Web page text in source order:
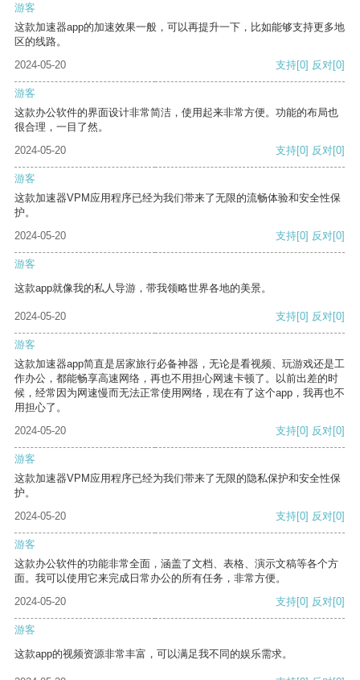
游客
这款加速器app的加速效果一般，可以再提升一下，比如能够支持更多地
区的线路。
2024-05-20
支持[0] 反对[0]
游客
这款办公软件的界面设计非常简洁，使用起来非常方便。功能的布局也
很合理，一目了然。
2024-05-20
支持[0] 反对[0]
游客
这款加速器VPM应用程序已经为我们带来了无限的流畅体验和安全性保
护。
2024-05-20
支持[0] 反对[0]
游客
这款app就像我的私人导游，带我领略世界各地的美景。
2024-05-20 支持[0] 反对[0]
游客
这款加速器app简直是居家旅行必备神器，无论是看视频、玩游戏还是工
作办公，都能畅享高速网络，再也不用担心网速卡顿了。以前出差的时
候，经常因为网速慢而无法正常使用网络，现在有了这个app，我再也不
用担心了。
2024-05-20
支持[0] 反对[0]
游客
这款加速器VPM应用程序已经为我们带来了无限的隐私保护和安全性保
护。
2024-05-20
支持[0] 反对[0]
游客
这款办公软件的功能非常全面，涵盖了文档、表格、演示文稿等各个方
面。我可以使用它来完成日常办公的所有任务，非常方便。
2024-05-20
支持[0] 反对[0]
游客
这款app的视频资源非常丰富，可以满足我不同的娱乐需求。